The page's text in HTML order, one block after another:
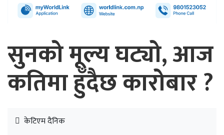
सुनको मूल्य घट्यो, आज
कतिमा हुँदैछ कारोबार ?
केटिएम दैनिक